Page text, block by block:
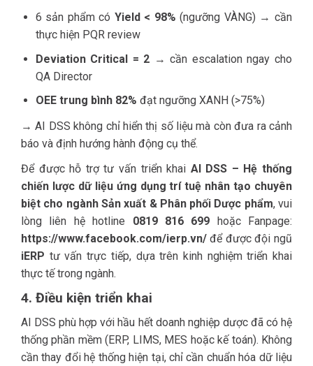
6 sản phẩm có Yield < 98% (ngưỡng VÀNG) → cần
thực hiện PQR review
Deviation Critical = 2 → cần escalation ngay cho
QA Director
OEE trung bình 82% đạt ngưỡng XANH (>75%)
→ AI DSS không chỉ hiển thị số liệu mà còn đưa ra cảnh
báo và định hướng hành động cụ thể.
Để được hỗ trợ tư vấn triển khai AI DSS – Hệ thống
chiến lược dữ liệu ứng dụng trí tuệ nhân tạo chuyên
biệt cho ngành Sản xuất & Phân phối Dược phẩm, vui
lòng liên hệ hotline 0819 816 699 hoặc Fanpage:
https://www.facebook.com/ierp.vn/ để được đội ngũ
iERP tư vấn trực tiếp, dựa trên kinh nghiệm triển khai
thực tế trong ngành.
4. Điều kiện triển khai
AI DSS phù hợp với hầu hết doanh nghiệp dược đã có hệ
thống phần mềm (ERP, LIMS, MES hoặc kế toán). Không
cần thay đổi hệ thống hiện tại, chỉ cần chuẩn hóa dữ liệu